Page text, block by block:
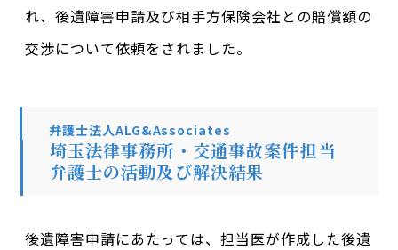
れ、後遺障害申請及び相手方保険会社との賠償額の
交渉について依頼をされました。
弁護士法人ALG&Associates
埼玉法律事務所・交通事故案件担当
弁護士の活動及び解決結果
後遺障害申請にあたっては、担当医が作成した後遺